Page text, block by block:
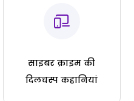
साइबर क्राइम की
दिलचस्प कहानियां